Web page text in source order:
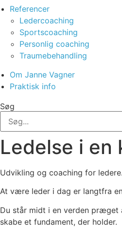
Referencer
Ledercoaching
Sportscoaching
Personlig coaching
Traumebehandling
Om Janne Vagner
Praktisk info
Søg
Ledelse i en
Udvikling og coaching for
At være leder i dag er langtfra
Du står midt i en verden præget
skabe et fundament, der holder.